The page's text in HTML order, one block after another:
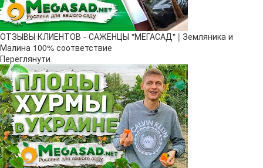
ОТЗЫВЫ КЛИЕНТОВ - САЖЕНЦЫ "МЕГАСАД" | Земляника и
Малина 100% соответствие
Переглянути